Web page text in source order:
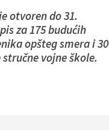
otvoren do 31.
za 175 budućih
opšteg smera i 30
vojne škole.